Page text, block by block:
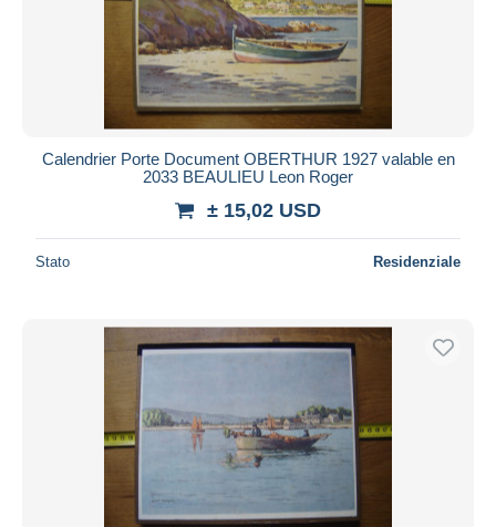
Calendrier Porte Document OBERTHUR 1927 valable en
2033 BEAULIEU Leon Roger
± 15,02 USD
Stato Residenziale